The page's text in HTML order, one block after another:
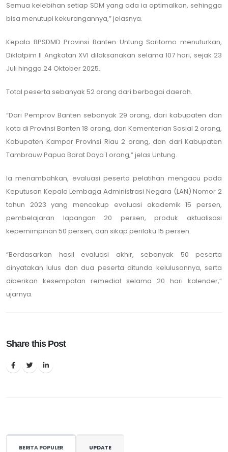
Semua kelebihan setiap SDM yang ada ia optimalkan, sehingga
bisa menutupi kekurangannya,” jelasnya.
Kepala BPSDMD Provinsi Banten Untung Saritomo menuturkan,
Diklatpim II Angkatan XVI dilaksanakan selama 107 hari, sejak 23
Juli hingga 24 Oktober 2025.
Total peserta sebanyak 52 orang dari berbagai daerah.
“Dari Pemprov Banten sebanyak 29 orang, dari kabupaten dan
kota di Provinsi Banten 18 orang, dari Kementerian Sosial 2 orang,
Kabupaten Kampar Provinsi Riau 2 orang, dan dari Kabupaten
Tambrauw Papua Barat Daya 1 orang,” jelas Untung.
Ia menambahkan, evaluasi peserta pelatihan mengacu pada
Keputusan Kepala Lembaga Administrasi Negara (LAN) Nomor 2
tahun 2023 yang mencakup evaluasi akademik 15 persen,
pembelajaran lapangan 20 persen, produk aktualisasi
kepemimpinan 50 persen, dan sikap perilaku 15 persen.
“Berdasarkan hasil evaluasi akhir, sebanyak 50 peserta
dinyatakan lulus dan dua peserta ditunda kelulusannya, serta
diberikan kesempatan remedial selama 20 hari kalender,”
ujarnya.
Share this Post
BERITA POPULER UPDATE